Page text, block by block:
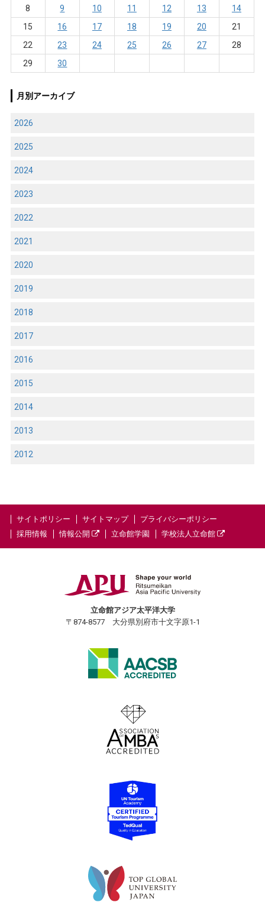
8
9 10 11 12 13
14
15
16 17 18 19 20
21
22
23 24 25 26 27
28
29
30
月別アーカイブ
2026
2025
2024
2023
2022
2021
2020
2019
2018
2017
2016
2015
2014
2013
2012
サイトポリシー サイトマップ
プライバシーポリシー
採用情報
情報公開 立命館学園 学校法人立命館
立命館アジア太平洋大学
〒874-8577 大分県別府市十文字原1-1